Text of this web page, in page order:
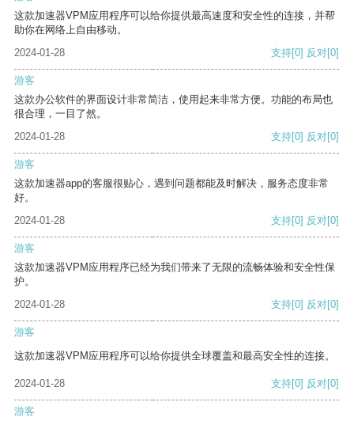
这款加速器VPM应用程序可以给你提供最高速度和安全性的连接，并帮
助你在网络上自由移动。
2024-01-28
支持[0] 反对[0]
游客
这款办公软件的界面设计非常简洁，使用起来非常方便。功能的布局也
很合理，一目了然。
2024-01-28
支持[0] 反对[0]
游客
这款加速器app的客服很贴心，遇到问题都能及时解决，服务态度非常
好。
2024-01-28
支持[0] 反对[0]
游客
这款加速器VPM应用程序已经为我们带来了无限的流畅体验和安全性保
护。
2024-01-28
支持[0] 反对[0]
游客
这款加速器VPM应用程序可以给你提供全球覆盖和最高安全性的连接。
2024-01-28 支持[0] 反对[0]
游客